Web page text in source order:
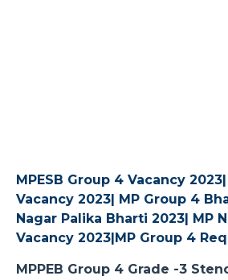
MPESB Group 4 Vacancy
Vacancy 2023| MP Group 4
Nagar Palika Bharti 2023| MP
Vacancy 2023|MP Group 4
MPPEB Group 4 Grade -3